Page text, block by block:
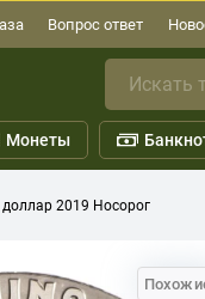
Вопрос ответ
Монеты
2019 Носорог